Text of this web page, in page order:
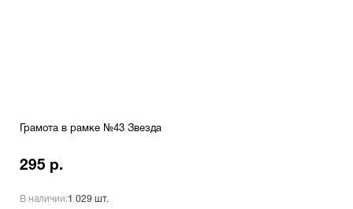
Грамота в рамке №43 Звезда
295 р.
В наличии:1 029 шт.